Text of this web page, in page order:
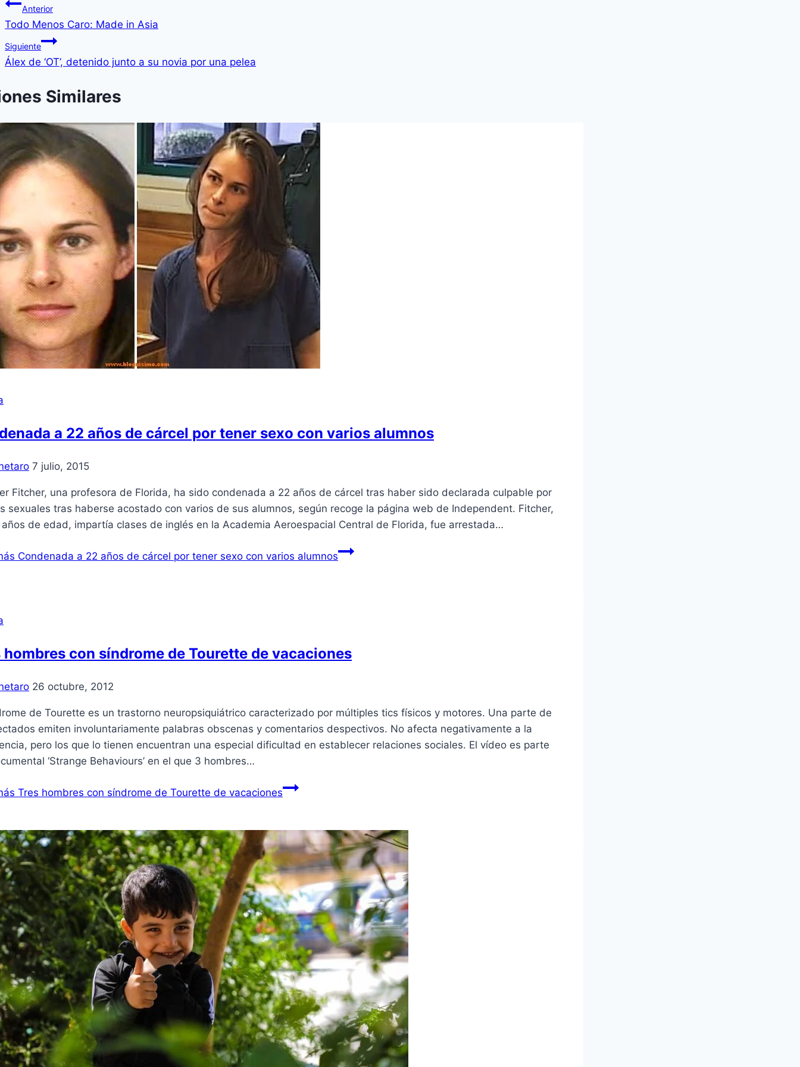
Anterior
Todo Menos Caro: Made in Asia
Siguiente
Álex de ‘OT’, detenido junto a su novia por una pelea
Similares
a 22 años de cárcel por tener sexo con varios alumnos
7 julio, 2015
Fitcher, una profesora de Florida, ha sido condenada a 22 años de cárcel tras haber sido declarada culpable por
sexuales tras haberse acostado con varios de sus alumnos, según recoge la página web de Independent. Fitcher,
de edad, impartía clases de inglés en la Academia Aeroespacial Central de Florida, fue arrestada…
Condenada a 22 años de cárcel por tener sexo con varios alumnos
hombres con sí­ndrome de Tourette de vacaciones
26 octubre, 2012
de Tourette es un trastorno neuropsiquiátrico caracterizado por múltiples tics fí­sicos y motores. Una parte de
emiten involuntariamente palabras obscenas y comentarios despectivos. No afecta negativamente a la
pero los que lo tienen encuentran una especial dificultad en establecer relaciones sociales. El ví­deo es parte
‘Strange Behaviours’ en el que 3 hombres…
Tres hombres con sí­ndrome de Tourette de vacaciones